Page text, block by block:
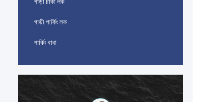
গাড়ী পার্কিং লক
পার্কিং বাধা